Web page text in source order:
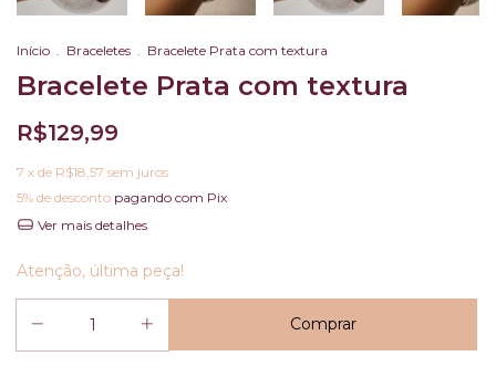
Início Braceletes Bracelete Prata com textura
Bracelete Prata com textura
R$129,99
7 x de R$18,57 sem juros
5% de desconto pagando com Pix
Ver mais detalhes
Atenção, última peça!